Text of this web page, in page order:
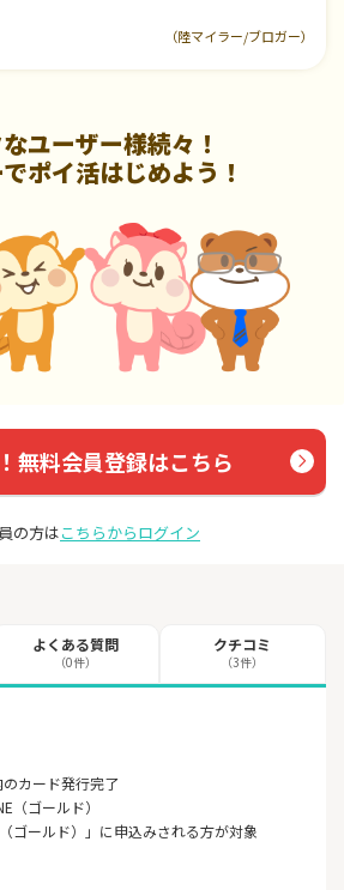
（陸マイラー/ブロガー）
ユーザー様続々！
ポイ活はじめよう！
無料会員登録はこちら
の方はこちらからログイン
よくある質問
（0件）
クチコミ
（3件）
カード発行完了
（ゴールド）
ゴールド）」に申込みされる方が対象